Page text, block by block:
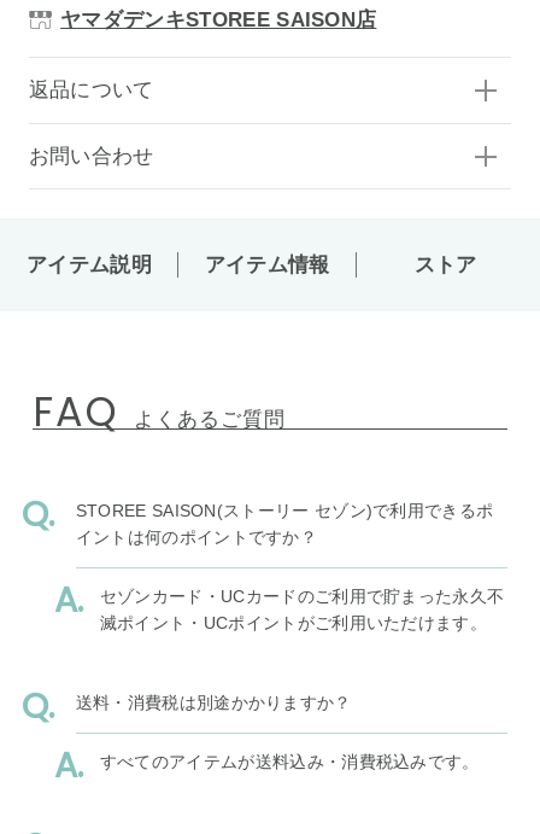
ヤマダデンキSTOREE SAISON店
返品について
お問い合わせ
アイテム説明 アイテム情報 ストア
FAQ よくあるご質問
STOREE SAISON(ストーリー セゾン)で利用できるポ
イントは何のポイントですか？
セゾンカード・UCカードのご利用で貯まった永久不
滅ポイント・UCポイントがご利用いただけます。
送料・消費税は別途かかりますか？
すべてのアイテムが送料込み・消費税込みです。